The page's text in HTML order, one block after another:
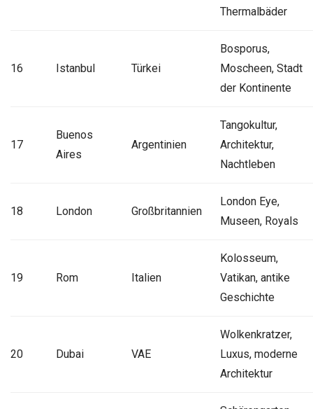
Thermalbäder
16 Istanbul Türkei
Bosporus,
Moscheen, Stadt
der Kontinente
17
Buenos
Aires
Argentinien
Tangokultur,
Architektur,
Nachtleben
18 London Großbritannien
London Eye,
Museen, Royals
19 Rom Italien
Kolosseum,
Vatikan, antike
Geschichte
20 Dubai VAE
Wolkenkratzer,
Luxus, moderne
Architektur